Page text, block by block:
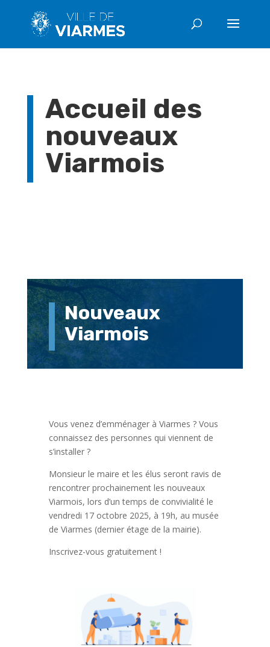
Accueil des
nouveaux
Viarmois
Nouveaux
Viarmois
Vous venez d’emménager à Viarmes ? Vous
connaissez des personnes qui viennent de
s’installer ?
Monsieur le maire et les élus seront ravis de
rencontrer prochainement les nouveaux
Viarmois, lors d’un temps de convivialité le
vendredi 17 octobre 2025, à 19h, au musée
de Viarmes (dernier étage de la mairie).
Inscrivez-vous gratuitement !